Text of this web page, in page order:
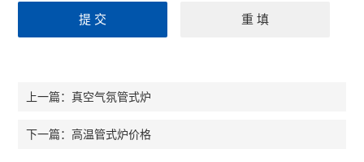
上一篇：真空气氛管式炉
下一篇： 高温管式炉价格